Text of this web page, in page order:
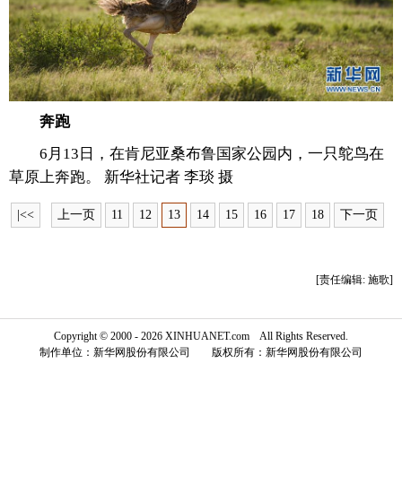
旅游 健康 信息化 数据
金融 公益 军事 无人机
富媒体
新华电视中文 新华电视英文
奔跑
6月13日，在肯尼亚桑布鲁国家公园内，一只鸵鸟在
草原上奔跑。 新华社记者 李琰 摄
|<< 上一页 11 12 13 14 15 16 17 18 下一页
[责任编辑: 施歌]
Copyright © 2000 - 2026 XINHUANET.com All Rights Reserved.
制作单位：新华网股份有限公司 版权所有：新华网股份有限公司